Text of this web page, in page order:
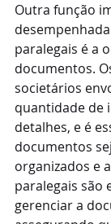
Outra função
paralegais é a
documentos.
societários
quantidade de
detalhes, e é
documentos
organizados e
paralegais são
gerenciar a